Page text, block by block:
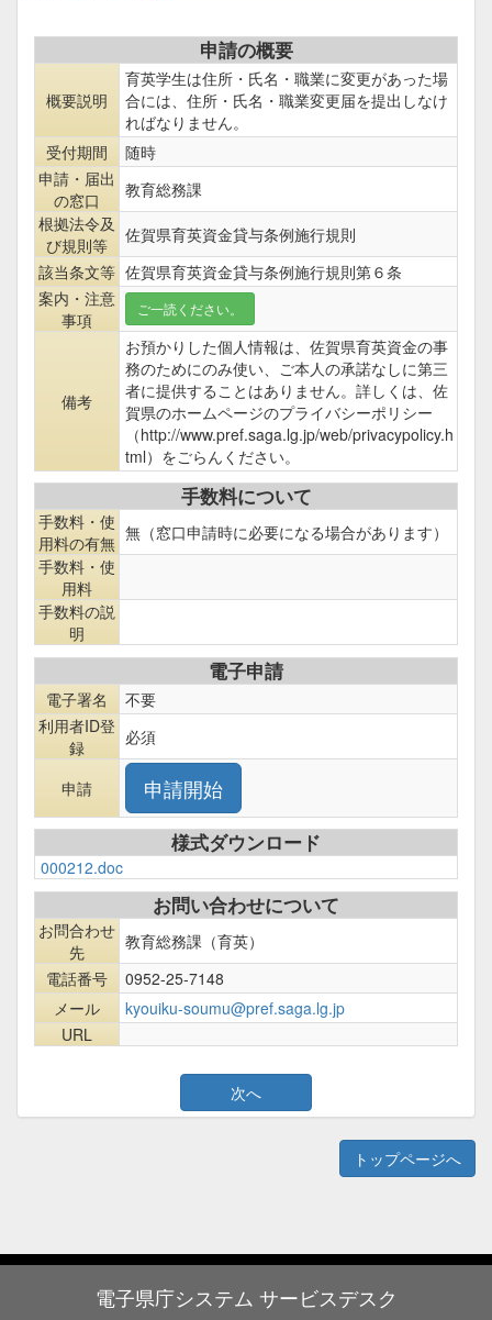
申請の概要
概要説明
育英学生は住所・氏名・職業に変更があった場
合には、住所・氏名・職業変更届を提出しなけ
ればなりません。
受付期間
随時
申請・届出
の窓口
教育総務課
根拠法令及
び規則等
佐賀県育英資金貸与条例施行規則
該当条文等 佐賀県育英資金貸与条例施行規則第６条
案内・注意
事項
ご一読ください。
備考
お預かりした個人情報は、佐賀県育英資金の事
務のためにのみ使い、ご本人の承諾なしに第三
者に提供することはありません。詳しくは、佐
賀県のホームページのプライバシーポリシー
（http://www.pref.saga.lg.jp/web/privacypolicy.h
tml）をごらんください。
手数料について
手数料・使
用料の有無 無（窓口申請時に必要になる場合があります）
手数料・使
用料
手数料の説
明
電子申請
電子署名
不要
利用者ID登
録
必須
申請
様式ダウンロード
000212.doc
お問い合わせについて
お問合わせ
先
教育総務課（育英）
電話番号
0952-25-7148
メール
kyouiku-soumu@pref.saga.lg.jp
URL
トップページへ
電子県庁システム サービスデスク